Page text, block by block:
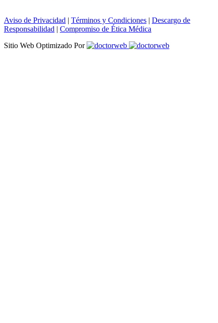
Aviso de Privacidad | Términos y Condiciones | Descargo de
Responsabilidad | Compromiso de Ética Médica
Sitio Web Optimizado Por